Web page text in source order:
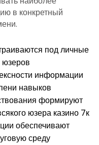
в конкретный
под личные
юзеров
информации
навыков
формируют
юзера казино 7к
обеспечивают
среду